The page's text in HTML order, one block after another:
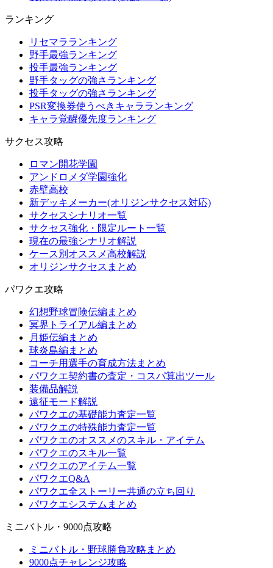
ランキング
リセマラランキング
野手最強ランキング
投手最強ランキング
野手タッグの強さランキング
投手タッグの強さランキング
PSR変換券使うべきキャラランキング
キャラ覚醒優先度ランキング
サクセス攻略
ロマン開花学園
アンドロメダ学園強化
赤壁高校
新デッキメーカー(オリジンサクセス対応)
サクセスシナリオ一覧
サクセス強化・限定ルート一覧
現在の最強シナリオ解説
ケース別オススメ高校解説
オリジンサクセスまとめ
パワクエ攻略
幻想野球冒険伝編まとめ
冥界トライアル編まとめ
月姫伝編まとめ
球炎島編まとめ
コーチ用選手の育成方法まとめ
パワクエ契約書の査定・コスパ算出ツール
装備品解説
遠征モード解説
パワクエの基礎能力査定一覧
パワクエの特殊能力査定一覧
パワクエのオススメのスキル・アイテム
パワクエのスキル一覧
パワクエのアイテム一覧
パワクエQ&A
パワクエ全ストーリー共通の立ち回り
パワクエシステムまとめ
ミニバトル・9000点攻略
ミニバトル・野球勝負攻略まとめ
9000点チャレンジ攻略